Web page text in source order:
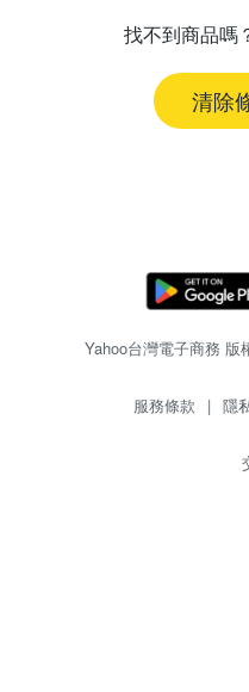
找不到商品嗎
清除
Yahoo台灣電子商務
服務條款 | 隱